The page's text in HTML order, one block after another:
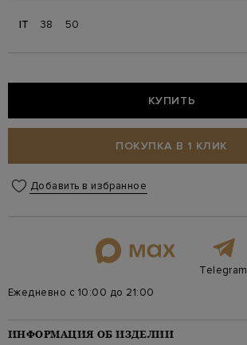
IT 38 50
КУПИТЬ
ПОКУПКА В 1 КЛИК
Добавить в избранное
Telegram
Ежедневно с 10:00 до 21:00
ИНФОРМАЦИЯ ОБ ИЗДЕЛИИ